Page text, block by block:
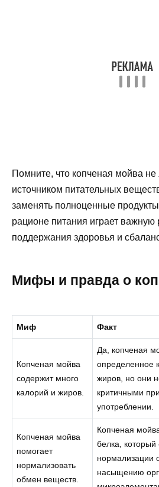
Помните, что копченая мойва
источником питательных
заменять полноценные
рационе питания играет важную
поддержания здоровья и
Мифы и правда о
Миф Факт
Копченая мойва
содержит много
калорий и жиров.
Да, копченая
определенное
жиров, но они
критичными
употреблении.
Копченая мойва
помогает
нормализовать
обмен веществ.
Копченая
белка, который
нормализации
насыщению